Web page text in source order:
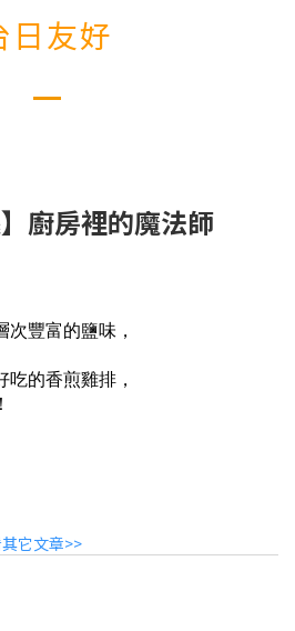
日友好
廚房裡的魔法師
豐富的鹽味，
的香煎雞排，